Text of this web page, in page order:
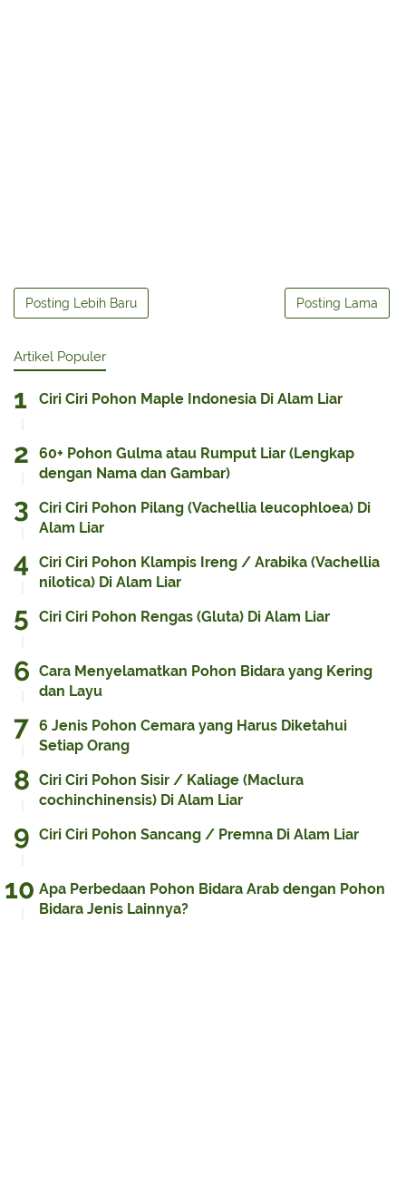
Posting Lebih Baru Posting Lama
Artikel Populer
Ciri Ciri Pohon Maple Indonesia Di Alam Liar
60+ Pohon Gulma atau Rumput Liar (Lengkap
dengan Nama dan Gambar)
Ciri Ciri Pohon Pilang (Vachellia leucophloea) Di
Alam Liar
Ciri Ciri Pohon Klampis Ireng / Arabika (Vachellia
nilotica) Di Alam Liar
Ciri Ciri Pohon Rengas (Gluta) Di Alam Liar
Cara Menyelamatkan Pohon Bidara yang Kering
dan Layu
6 Jenis Pohon Cemara yang Harus Diketahui
Setiap Orang
Ciri Ciri Pohon Sisir / Kaliage (Maclura
cochinchinensis) Di Alam Liar
Ciri Ciri Pohon Sancang / Premna Di Alam Liar
Apa Perbedaan Pohon Bidara Arab dengan Pohon
Bidara Jenis Lainnya?